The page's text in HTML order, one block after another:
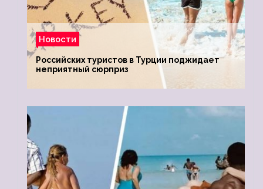
Новости
Российских туристов в Турции поджидает
неприятный сюрприз